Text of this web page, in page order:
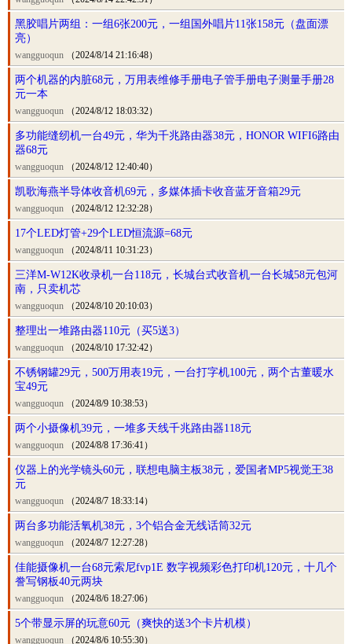
黑胶唱片两组：一组6张200元，一组国外唱片11张158元（盘面漂
亮）
wangguoqun （2024/8/14 21:16:48）
两个机器的内脏68元，万用表维修手册电子管手册电子测量手册28
元一本
wangguoqun （2024/8/12 18:03:32）
多功能缝纫机一台49元，华为千兆路由器38元，HONOR WIFI6路由
器68元
wangguoqun （2024/8/12 12:40:40）
凯歌海燕半导体收音机69元，多媒体插卡收音蓝牙音箱29元
wangguoqun （2024/8/12 12:32:28）
17个LED灯管+29个LED恒流源=68元
wangguoqun （2024/8/11 10:31:23）
三洋M-W12K收录机一台118元，长城台式收音机一台长城58元包河
南，只卖机芯
wangguoqun （2024/8/10 20:10:03）
整理出一堆路由器110元（买5送3）
wangguoqun （2024/8/10 17:32:42）
不锈钢罐29元，500万用表19元，一台打字机100元，两个古董暖水
宝49元
wangguoqun （2024/8/9 10:38:53）
两个小摄像机39元，一堆多天线千兆路由器118元
wangguoqun （2024/8/8 17:36:41）
仪器上的光学镜头60元，联想电脑主板38元，爱国者MP5视觉王38
元
wangguoqun （2024/8/7 18:33:14）
两台多功能活氧机38元，3个铝合金无线话筒32元
wangguoqun （2024/8/7 12:27:28）
佳能摄像机一台68元索尼fvp1E 数字视频彩色打印机120元，十几个
誊写钢板40元两块
wangguoqun （2024/8/6 18:27:06）
5个带显示屏的玩意60元（爽快的送3个卡片机模）
wangguoqun （2024/8/6 10:55:30）